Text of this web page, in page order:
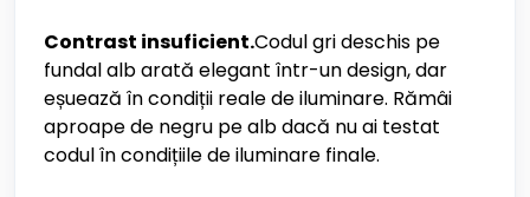
Contrast insuficient.Codul gri deschis pe
fundal alb arată elegant într-un design, dar
eșuează în condiții reale de iluminare. Rămâi
aproape de negru pe alb dacă nu ai testat
codul în condițiile de iluminare finale.